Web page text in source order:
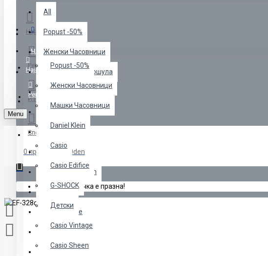
All
Popust -50%
Женски Часовници
Манжетни за Кошула
Menss" Colection
Casio Edifice
Најава
Регистрација
Избрани
Споредба
0 продукт(и) - 0den
Вашата кошничка е празна!
Menu
ЧАСОВНИЦИ
Popust -50%
Женски Часовници
Машки Часовници
Daniel Klein
Casio
Casio Edifice
G-SHOCK
Детски
Casio Vintage
Casio Sheen
Најава
Регистрација
Menu